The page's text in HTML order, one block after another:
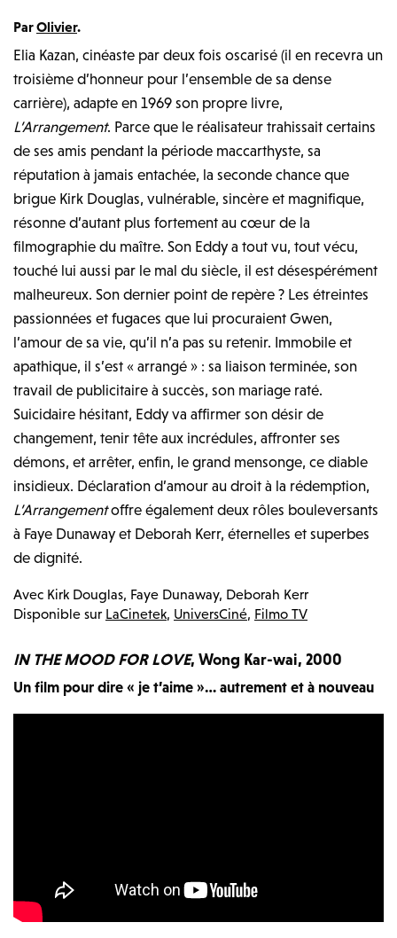
ParOlivier.
Elia Kazan, cinéaste par deux fois oscarisé (il en recevra un
troisième d’honneur pour l’ensemble de sa dense
carrière), adapte en 1969 son propre livre,
L’Arrangement. Parce que le réalisateur trahissait certains
de ses amis pendant la période maccarthyste, sa
réputation à jamais entachée, la seconde chance que
brigue Kirk Douglas, vulnérable, sincère et magnifique,
résonne d’autant plus fortement au cœur de la
filmographie du maître. Son Eddy a tout vu, tout vécu,
touché lui aussi par le mal du siècle, il est désespérément
malheureux. Son dernier point de repère ? Les étreintes
passionnées et fugaces que lui procuraient Gwen,
l’amour de sa vie, qu’il n’a pas su retenir. Immobile et
apathique, il s’est « arrangé » : sa liaison terminée, son
travail de publicitaire à succès, son mariage raté.
Suicidaire hésitant, Eddy va affirmer son désir de
changement, tenir tête aux incrédules, affronter ses
démons, et arrêter, enfin, le grand mensonge, ce diable
insidieux. Déclaration d’amour au droit à la rédemption,
L’Arrangementoffre également deux rôles bouleversants
à Faye Dunaway et Deborah Kerr, éternelles et superbes
de dignité.
Avec Kirk Douglas, Faye Dunaway, Deborah Kerr
Disponible sur LaCinetek, UniversCiné, Filmo TV
IN THE MOOD FOR LOVE, Wong Kar-wai, 2000
Un film pour dire « je t’aime »… autrement et à nouveau